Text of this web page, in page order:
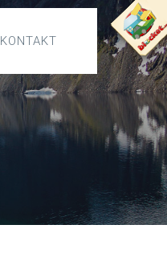
KONTAKT